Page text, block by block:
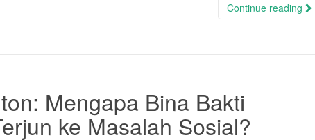
Continue reading
Mengapa Bina Bakti
ke Masalah Sosial?